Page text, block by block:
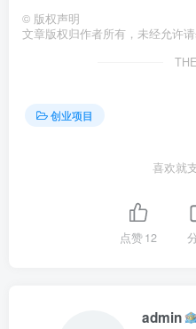
© 版权声明
文章版权归作者所有，未经允许请
创业项目
喜欢就
点赞12
admin